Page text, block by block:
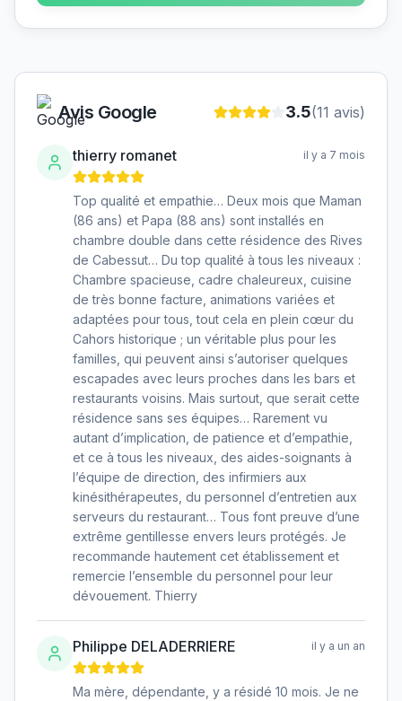
Avis Google 3.5(11 avis)
thierry romanet il y a 7 mois
Top qualité et empathie… Deux mois que Maman
(86 ans) et Papa (88 ans) sont installés en
chambre double dans cette résidence des Rives
de Cabessut… Du top qualité à tous les niveaux :
Chambre spacieuse, cadre chaleureux, cuisine
de très bonne facture, animations variées et
adaptées pour tous, tout cela en plein cœur du
Cahors historique ; un véritable plus pour les
familles, qui peuvent ainsi s’autoriser quelques
escapades avec leurs proches dans les bars et
restaurants voisins. Mais surtout, que serait cette
résidence sans ses équipes… Rarement vu
autant d’implication, de patience et d’empathie,
et ce à tous les niveaux, des aides-soignants à
l’équipe de direction, des infirmiers aux
kinésithérapeutes, du personnel d’entretien aux
serveurs du restaurant… Tous font preuve d’une
extrême gentillesse envers leurs protégés. Je
recommande hautement cet établissement et
remercie l’ensemble du personnel pour leur
dévouement. Thierry
Philippe DELADERRIERE il y a un an
Ma mère, dépendante, y a résidé 10 mois. Je ne